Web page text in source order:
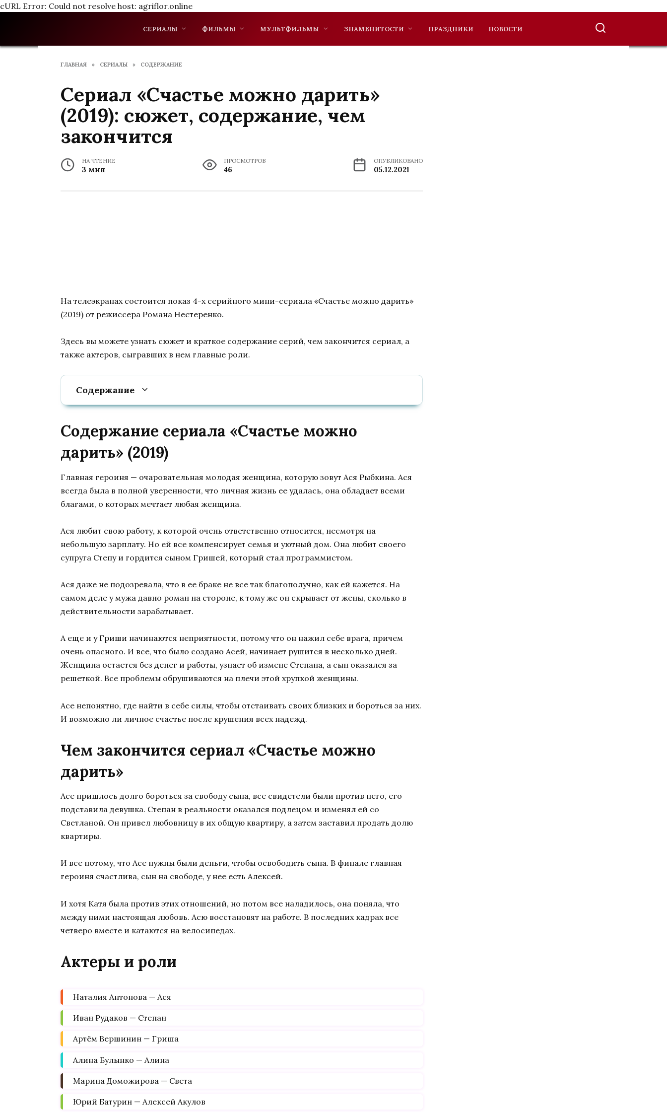
cURL Error: Could not resolve host: agriflor.online
СЕРИАЛЫ ФИЛЬМЫ МУЛЬТФИЛЬМЫ ЗНАМЕНИТОСТИ ПРАЗДНИКИ НОВОСТИ
ГЛАВНАЯ » СЕРИАЛЫ » СОДЕРЖАНИЕ
Сериал «Счастье можно дарить»
(2019): сюжет, содержание, чем
закончится
НА ЧТЕНИЕ
3 мин
ПРОСМОТРОВ
46
ОПУБЛИКОВАНО
05.12.2021
На телеэкранах состоится показ 4-х серийного мини-сериала «Счастье можно дарить»
(2019) от режиссера Романа Нестеренко.
Здесь вы можете узнать сюжет и краткое содержание серий, чем закончится сериал, а
также актеров, сыгравших в нем главные роли.
Содержание
Содержание сериала «Счастье можно
дарить» (2019)
Главная героиня — очаровательная молодая женщина, которую зовут Ася Рыбкина. Ася
всегда была в полной уверенности, что личная жизнь ее удалась, она обладает всеми
благами, о которых мечтает любая женщина.
Ася любит свою работу, к которой очень ответственно относится, несмотря на
небольшую зарплату. Но ей все компенсирует семья и уютный дом. Она любит своего
супруга Степу и гордится сыном Гришей, который стал программистом.
Ася даже не подозревала, что в ее браке не все так благополучно, как ей кажется. На
самом деле у мужа давно роман на стороне, к тому же он скрывает от жены, сколько в
действительности зарабатывает.
А еще и у Гриши начинаются неприятности, потому что он нажил себе врага, причем
очень опасного. И все, что было создано Асей, начинает рушится в несколько дней.
Женщина остается без денег и работы, узнает об измене Степана, а сын оказался за
решеткой. Все проблемы обрушиваются на плечи этой хрупкой женщины.
Асе непонятно, где найти в себе силы, чтобы отстаивать своих близких и бороться за них.
И возможно ли личное счастье после крушения всех надежд.
Чем закончится сериал «Счастье можно
дарить»
Асе пришлось долго бороться за свободу сына, все свидетели были против него, его
подставила девушка. Степан в реальности оказался подлецом и изменял ей со
Светланой. Он привел любовницу в их общую квартиру, а затем заставил продать долю
квартиры.
И все потому, что Асе нужны были деньги, чтобы освободить сына. В финале главная
героиня счастлива, сын на свободе, у нее есть Алексей.
И хотя Катя была против этих отношений, но потом все наладилось, она поняла, что
между ними настоящая любовь. Асю восстановят на работе. В последних кадрах все
четверо вместе и катаются на велосипедах.
Актеры и роли
Наталия Антонова — Ася
Иван Рудаков — Степан
Артём Вершинин — Гриша
Алина Булынко — Алина
Марина Доможирова — Света
Юрий Батурин — Алексей Акулов